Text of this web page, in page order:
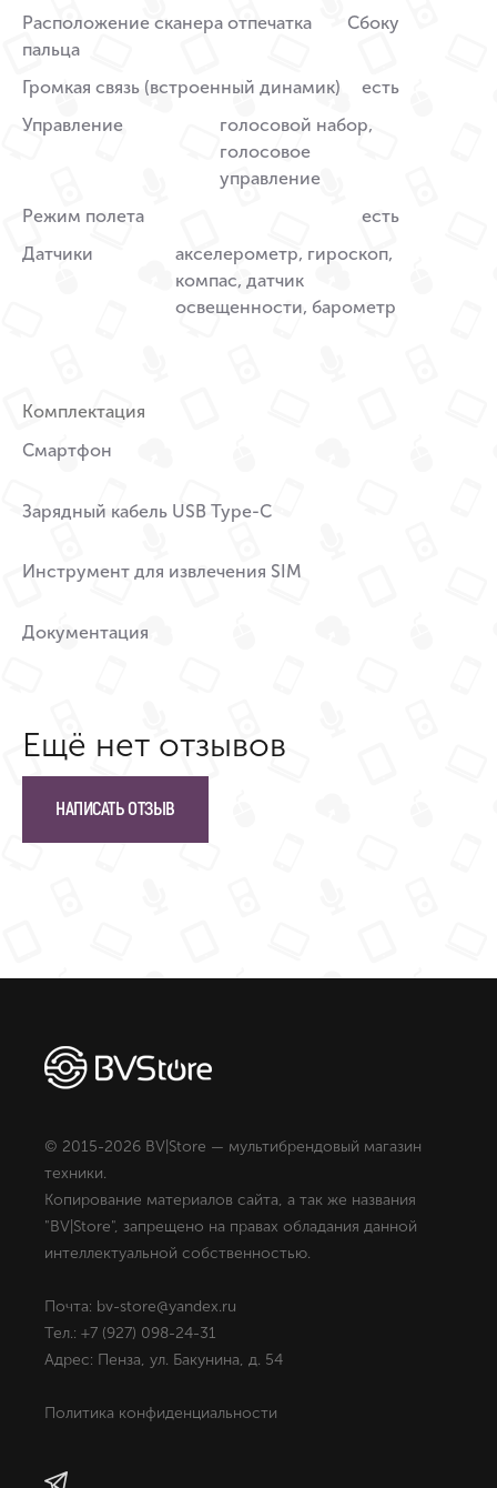
Расположение сканера отпечатка
пальца
Сбоку
Громкая связь (встроенный динамик)
есть
Управление
голосовой набор,
голосовое
управление
Режим полета
есть
Датчики
акселерометр, гироскоп,
компас, датчик
освещенности, барометр
Комплектация
Смартфон
Зарядный кабель USB Type-C
Инструмент для извлечения SIM
Документация
Ещё нет отзывов
НАПИСАТЬ ОТЗЫВ
© 2015-2026 BV|Store — мультибрендовый магазин
техники.
Копирование материалов сайта, а так же названия
"BV|Store", запрещено на правах обладания данной
интеллектуальной собственностью.
Почта: bv-store@yandex.ru
Тел.: +7 (927) 098-24-31
Адрес: Пенза, ул. Бакунина, д. 54
Политика конфиденциальности